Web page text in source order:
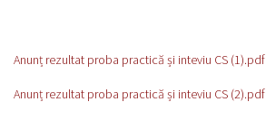
Anunț rezultat proba practică și inteviu CS (1).pdf
Anunț rezultat proba practică și inteviu CS (2).pdf